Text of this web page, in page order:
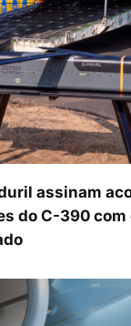
assinam
do C-390 com